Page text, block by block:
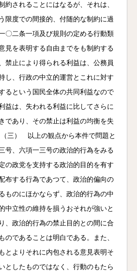
約されることにはなるが、それは、
限度での間接的、付随的な制約に過
〇二条一項及び規則の定める行動類
見を表明する自由までをも制約する
禁止により得られる利益は、公務員
し、行政の中立的運営とこれに対す
るという国民全体の共同利益なので
益は、失われる利益に比してさらに
であり、その禁止は利益の均衡を失
三） 以上の観点から本件で問題と
号、六項一三号の政治的行為をみる
の政党を支持する政治的目的を有す
布する行為であつて、政治的偏向の
ものにほかならず、政治的行為の中
中立性の維持を損うおそれが強いと
、政治的行為の禁止目的との間に合
のであることは明白である。また、
とよりそれに内包される意見表明そ
としたものではなく、行動のもたら